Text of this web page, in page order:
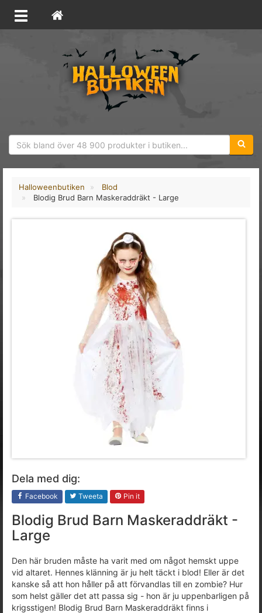
Halloweenbutiken
Blod
Blodig Brud Barn Maskeraddräkt - Large
Dela med dig:
Facebook Tweeta Pin it
Blodig Brud Barn Maskeraddräkt -
Large
Den här bruden måste ha varit med om något hemskt uppe
vid altaret. Hennes klänning är ju helt täckt i blod! Eller är det
kanske så att hon håller på att förvandlas till en zombie? Hur
som helst gäller det att passa sig - hon är ju uppenbarligen på
krigsstigen! Blodig Brud Barn Maskeraddräkt finns i